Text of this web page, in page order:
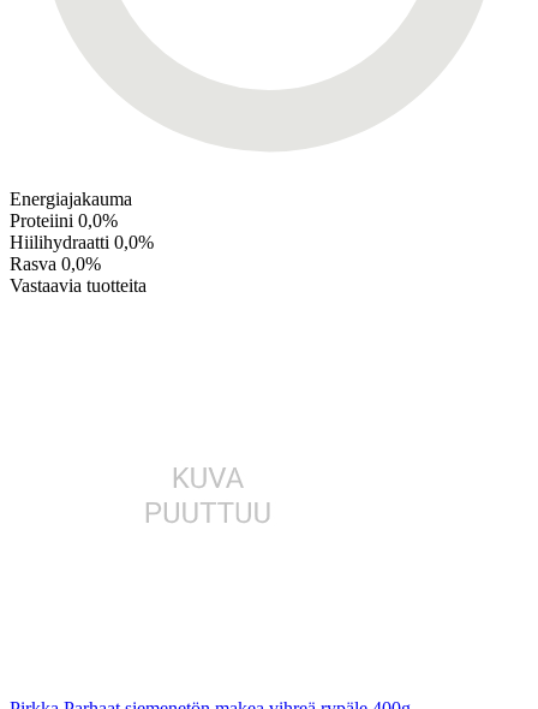
Energiajakauma
Proteiini 0,0%
Hiilihydraatti 0,0%
Rasva 0,0%
Vastaavia tuotteita